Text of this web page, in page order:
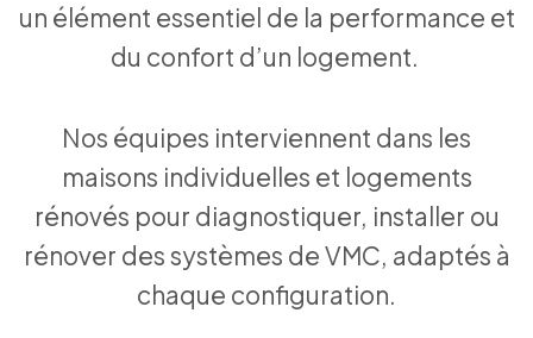
un élément essentiel de la performance et
du confort d’un logement.
Nos équipes interviennent dans les
maisons individuelles et logements
rénovés pour diagnostiquer, installer ou
rénover des systèmes de VMC, adaptés à
chaque configuration.